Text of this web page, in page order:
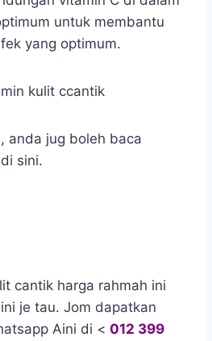
untuk membantu
yang optimum.
anda jug boleh baca
di sini.
cantik harga rahmah ini
je tau. Jom dapatkan
Aini di < 012 399